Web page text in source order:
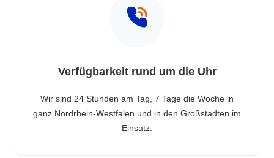
Verfügbarkeit rund um die Uhr
Wir sind 24 Stunden am Tag, 7 Tage die Woche in
ganz Nordrhein-Westfalen und in den Großstädten im
Einsatz.